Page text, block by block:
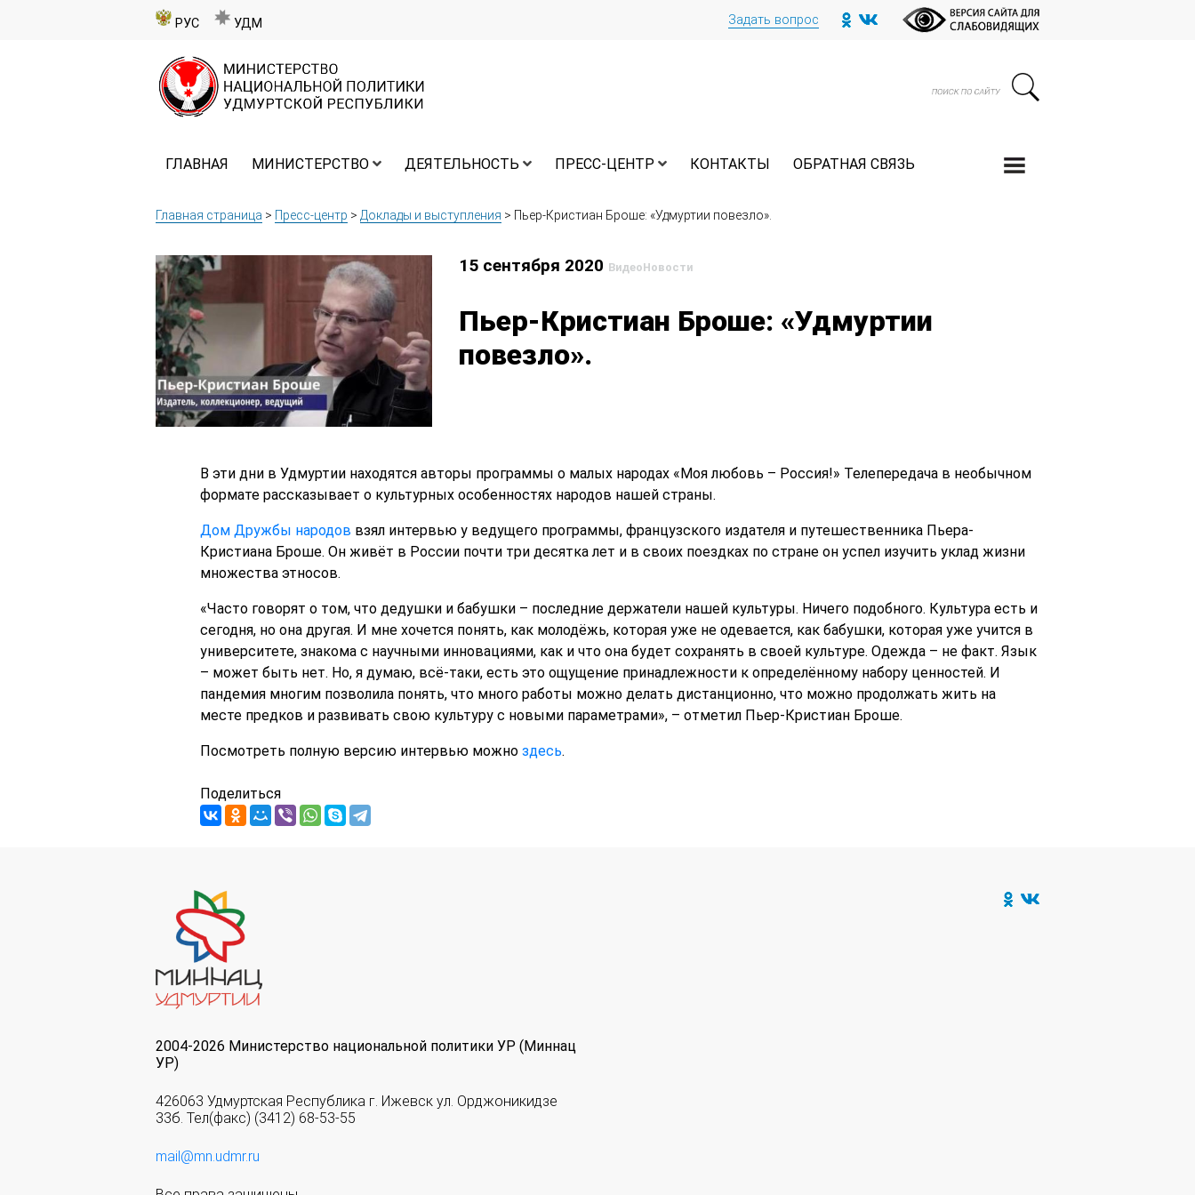
РУС УДМ Задать вопрос
ГЛАВНАЯ МИНИСТЕРСТВО ДЕЯТЕЛЬНОСТЬ ПРЕСС-ЦЕНТР КОНТАКТЫ ОБРАТНАЯ СВЯЗЬ
Главная страница > Пресс-центр > Доклады и выступления > Пьер-Кристиан Броше: «Удмуртии повезло».
15 сентября 2020 ВидеоНовости
Пьер-Кристиан Броше: «Удмуртии
повезло».
В эти дни в Удмуртии находятся авторы программы о малых народах «Моя любовь – Россия!» Телепередача в необычном
формате рассказывает о культурных особенностях народов нашей страны.
Дом Дружбы народов взял интервью у ведущего программы, французского издателя и путешественника Пьера-
Кристиана Броше. Он живёт в России почти три десятка лет и в своих поездках по стране он успел изучить уклад жизни
множества этносов.
«Часто говорят о том, что дедушки и бабушки – последние держатели нашей культуры. Ничего подобного. Культура есть и
сегодня, но она другая. И мне хочется понять, как молодёжь, которая уже не одевается, как бабушки, которая уже учится в
университете, знакома с научными инновациями, как и что она будет сохранять в своей культуре. Одежда – не факт. Язык
– может быть нет. Но, я думаю, всё-таки, есть это ощущение принадлежности к определённому набору ценностей. И
пандемия многим позволила понять, что много работы можно делать дистанционно, что можно продолжать жить на
месте предков и развивать свою культуру с новыми параметрами», – отметил Пьер-Кристиан Броше.
Посмотреть полную версию интервью можно здесь.
Поделиться
2004-2026 Министерство национальной политики УР (Миннац
УР)
426063 Удмуртская Республика г. Ижевск ул. Орджоникидзе
33б. Тел(факс) (3412) 68-53-55
mail@mn.udmr.ru